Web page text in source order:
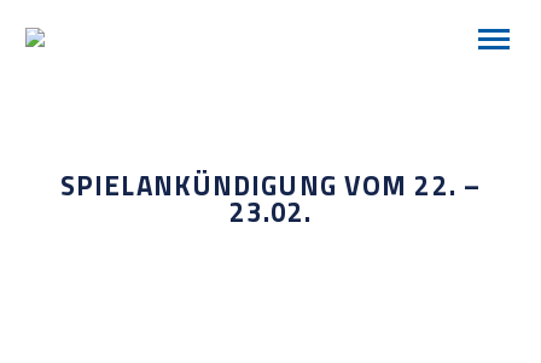
SPIELANKÜNDIGUNG VOM 22. –
23.02.